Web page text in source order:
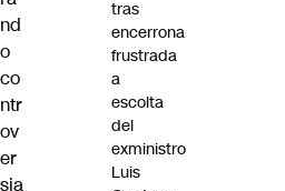
nd
o
co
ntr
ov
er
sia
tras
encerrona
frustrada
a
escolta
del
exministro
Luis